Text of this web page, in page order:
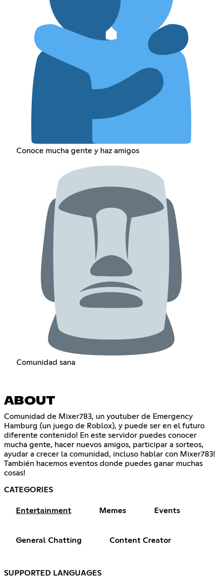
Conoce mucha gente y haz amigos
Comunidad sana
ABOUT
Comunidad de Mixer783, un youtuber de Emergency
Hamburg (un juego de Roblox), y puede ser en el futuro
diferente contenido! En este servidor puedes conocer
mucha gente, hacer nuevos amigos, participar a sorteos,
ayudar a crecer la comunidad, incluso hablar con Mixer783!
También hacemos eventos donde puedes ganar muchas
cosas!
CATEGORIES
Entertainment Memes Events
General Chatting Content Creator
SUPPORTED LANGUAGES